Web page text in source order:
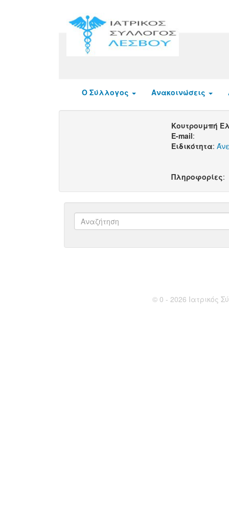
Ο Σύλλογος Ανακοινώσεις
Κουτρουμπή
E-mail:
Ειδικότητα:
Πληροφορίες:
© 0 - 2026 Ιατρικός